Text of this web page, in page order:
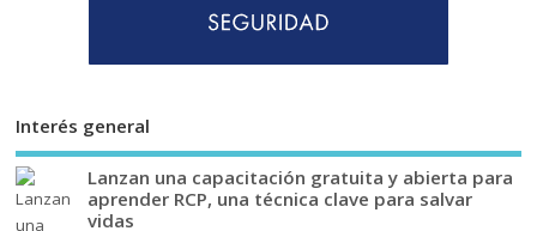
Interés general
Lanzan una capacitación gratuita y abierta para
aprender RCP, una técnica clave para salvar
vidas